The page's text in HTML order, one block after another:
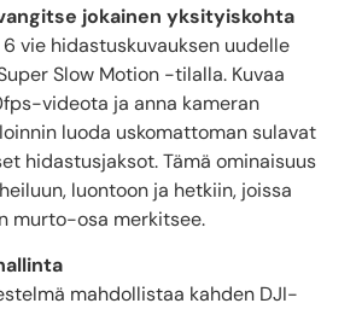
jokainen yksityiskohta
vie hidastuskuvauksen uudelle
Slow Motion -tilalla. Kuvaa
videota ja anna kameran
luoda uskomattoman sulavat
hidastusjaksot. Tämä ominaisuus
luontoon ja hetkiin, joissa
murto-osa merkitsee.
mahdollistaa kahden DJI-